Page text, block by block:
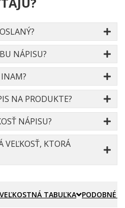
NÁPISU?
NA PRODUKTE?
NÁPISU?
VEĽKOSŤ, KTORÁ
VEĽKOSTNÁ TABUĽKA PODOBNÉ